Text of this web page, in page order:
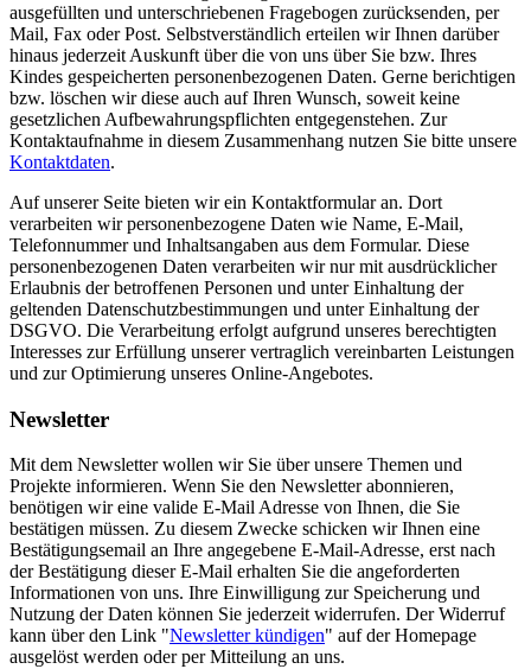
ausgefüllten und unterschriebenen Fragebogen zurücksenden, per
Mail, Fax oder Post. Selbstverständlich erteilen wir Ihnen darüber
hinaus jederzeit Auskunft über die von uns über Sie bzw. Ihres
Kindes gespeicherten personenbezogenen Daten. Gerne berichtigen
bzw. löschen wir diese auch auf Ihren Wunsch, soweit keine
gesetzlichen Aufbewahrungspflichten entgegenstehen. Zur
Kontaktaufnahme in diesem Zusammenhang nutzen Sie bitte unsere
Kontaktdaten.
Auf unserer Seite bieten wir ein Kontaktformular an. Dort
verarbeiten wir personenbezogene Daten wie Name, E-Mail,
Telefonnummer und Inhaltsangaben aus dem Formular. Diese
personenbezogenen Daten verarbeiten wir nur mit ausdrücklicher
Erlaubnis der betroffenen Personen und unter Einhaltung der
geltenden Datenschutzbestimmungen und unter Einhaltung der
DSGVO. Die Verarbeitung erfolgt aufgrund unseres berechtigten
Interesses zur Erfüllung unserer vertraglich vereinbarten Leistungen
und zur Optimierung unseres Online-Angebotes.
Newsletter
Mit dem Newsletter wollen wir Sie über unsere Themen und
Projekte informieren. Wenn Sie den Newsletter abonnieren,
benötigen wir eine valide E-Mail Adresse von Ihnen, die Sie
bestätigen müssen. Zu diesem Zwecke schicken wir Ihnen eine
Bestätigungsemail an Ihre angegebene E-Mail-Adresse, erst nach
der Bestätigung dieser E-Mail erhalten Sie die angeforderten
Informationen von uns. Ihre Einwilligung zur Speicherung und
Nutzung der Daten können Sie jederzeit widerrufen. Der Widerruf
kann über den Link "Newsletter kündigen" auf der Homepage
ausgelöst werden oder per Mitteilung an uns.